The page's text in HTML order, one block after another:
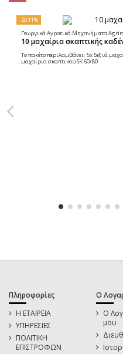
-20,11%
Γεωργικά Αγροτικά Μηχανήματα
10 μαχαίρια σκαπτικής
Το πακέτο περιλαμβάνει: 5x δεξιά
μαχαίρια σκαπτικού SK 60/80
Πληροφορίες
Η ΕΤΑΙΡΕΙΑ
ΥΠΗΡΕΣΙΕΣ
ΠΟΛΙΤΙΚΗ
ΕΠΙΣΤΡΟΦΩΝ
Ο
Ο
μου